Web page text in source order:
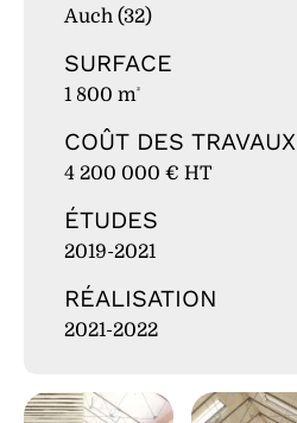
Auch (32)
SURFACE
1 800 m²
COÛT DES TRAVAUX
4 200 000 € HT
ÉTUDES
2019-2021
RÉALISATION
2021-2022